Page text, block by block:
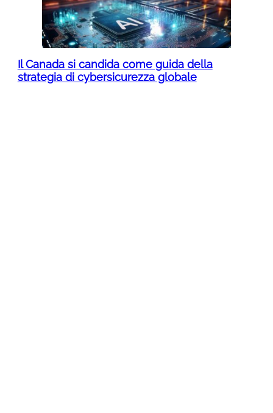
Il Canada si candida come guida della
strategia di cybersicurezza globale